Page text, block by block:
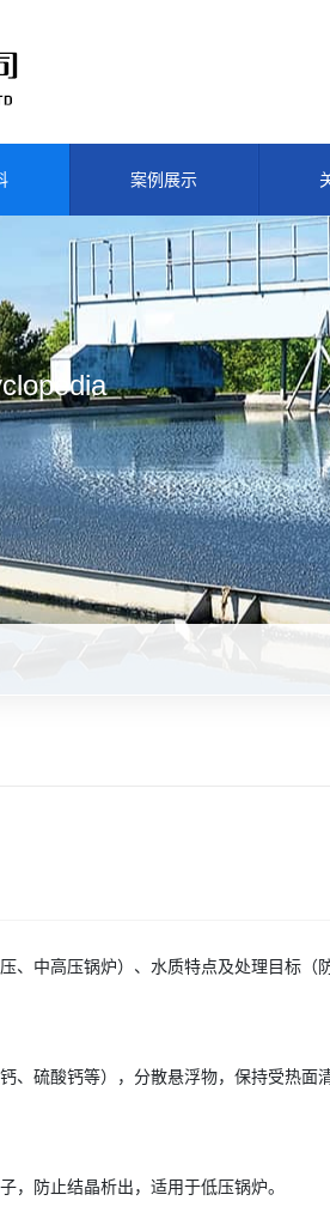
案例展示
、中高压锅炉）、水质特点及处理目标（
、硫酸钙等），分散悬浮物，保持受热面清
，防止结晶析出，适用于低压锅炉。